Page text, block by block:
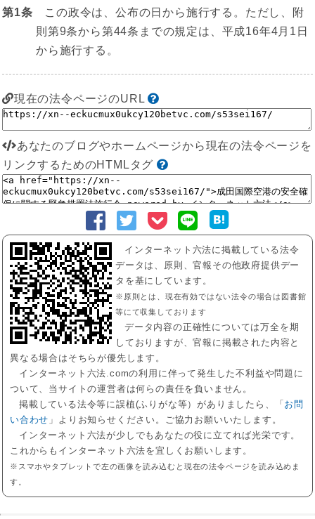
第1条 この政令は、公布の日から施行する。ただし、附
則第9条から第44条までの規定は、平成16年4月1日
から施行する。
現在の法令ページのURL
あなたのブログやホームページから現在の法令ページを
リンクするためのHTMLタグ
インターネット六法に掲載している法令
データは、原則、官報その他政府提供デー
タを基にしています。
※原則とは、現在有効ではない法令の場合は図書館
等にて収集しております
データ内容の正確性については万全を期
しておりますが、官報に掲載された内容と
異なる場合はそちらが優先します。
インターネット六法.comの利用に伴って発生した不利益や問題に
ついて、当サイトの運営者は何らの責任を負いません。
掲載している法令等に誤植(ふりがな等）がありましたら、「 お問
い合わせ 」よりお知らせください。ご協力お願いいたします。
インターネット六法が少しでもあなたの役に立てれば光栄です。
これからもインターネット六法を宜しくお願いします。
※スマホやタブレットで左の画像を読み込むと現在の法令ページを読み込めま
す。